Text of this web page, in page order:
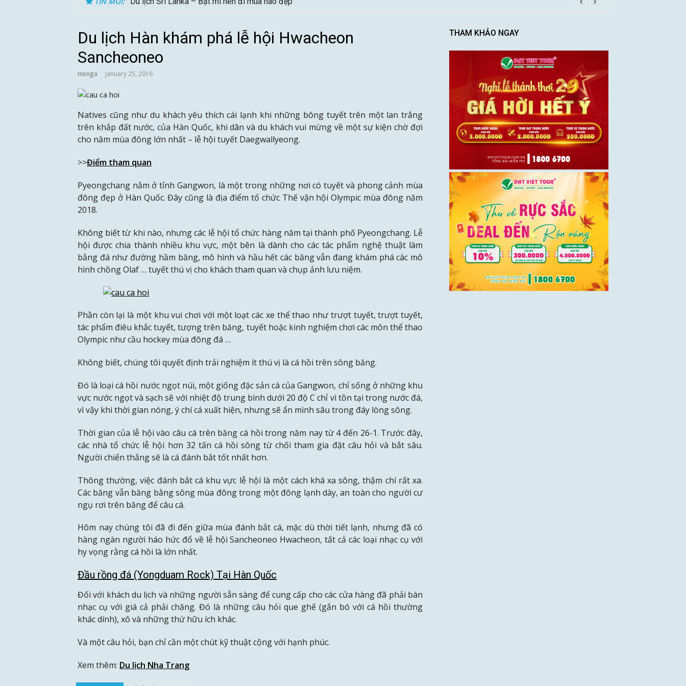
Du lịch Hàn khám phá lễ hội Hwacheon
Sancheoneo
msnga January 25, 2016
Natives cũng như du khách yêu thích cái lạnh khi những bông tuyết trên một lan trắng
trên khắp đất nước, của Hàn Quốc, khi dân và du khách vui mừng về một sự kiện chờ đợi
cho năm mùa đông lớn nhất – lễ hội tuyết Daegwallyeong.
>>Điểm tham quan
Pyeongchang nằm ở tỉnh Gangwon, là một trong những nơi có tuyết và phong cảnh mùa
đông đẹp ở Hàn Quốc. Đây cũng là địa điểm tổ chức Thế vận hội Olympic mùa đông năm
2018.
Không biết từ khi nào, nhưng các lễ hội tổ chức hàng năm tại thành phố Pyeongchang. Lễ
hội được chia thành nhiều khu vực, một bên là dành cho các tác phẩm nghệ thuật làm
bằng đá như đường hầm băng, mô hình và hầu hết các băng vẫn đang khám phá các mô
hình chồng Olaf … tuyết thú vị cho khách tham quan và chụp ảnh lưu niệm.
Phần còn lại là một khu vui chơi với một loạt các xe thể thao như trượt tuyết, trượt tuyết,
tác phẩm điêu khắc tuyết, tượng trên băng, tuyết hoặc kinh nghiệm chơi các môn thể thao
Olympic như cầu hockey mùa đông đá …
Không biết, chúng tôi quyết định trải nghiệm ít thú vị là cá hồi trên sông băng.
Đó là loại cá hồi nước ngọt núi, một giống đặc sản cá của Gangwon, chỉ sống ở những khu
vực nước ngọt và sạch sẽ với nhiệt độ trung bình dưới 20 độ C chỉ vì tồn tại trong nước đá,
vì vậy khi thời gian nóng, ý chí cá xuất hiện, nhưng sẽ ẩn mình sâu trong đáy lòng sông.
Thời gian của lễ hội vào câu cá trên băng cá hồi trong năm nay từ 4 đến 26-1. Trước đây,
các nhà tổ chức lễ hội hơn 32 tấn cá hồi sông từ chối tham gia đặt câu hỏi và bắt sâu.
Người chiến thắng sẽ là cá đánh bắt tốt nhất hơn.
Thông thường, việc đánh bắt cá khu vực lễ hội là một cách khá xa sông, thậm chí rất xa.
Các băng vẫn băng bằng sông mùa đông trong một đông lạnh dày, an toàn cho người cư
ngụ rơi trên băng để câu cá.
Hôm nay chúng tôi đã đi đến giữa mùa đánh bắt cá, mặc dù thời tiết lạnh, nhưng đã có
hàng ngàn người háo hức đổ về lễ hội Sancheoneo Hwacheon, tất cả các loại nhạc cụ với
hy vọng rằng cá hồi là lớn nhất.
Đầu rồng đá (Yongduam Rock) Tại Hàn Quốc
Đối với khách du lịch và những người sẵn sàng để cung cấp cho các cửa hàng đã phải bán
nhạc cụ với giá cả phải chăng. Đó là những câu hỏi que ghế (gắn bó với cá hồi thường
khác dính), xô và những thứ hữu ích khác.
Và một câu hỏi, bạn chỉ cần một chút kỹ thuật cộng với hạnh phúc.
Xem thêm: Du lịch Nha Trang
THAM KHẢO NGAY